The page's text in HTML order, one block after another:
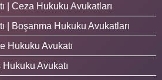
| Ceza Hukuku Avukatları
| Boşanma Hukuku Avukatları
Hukuku Avukatı
Hukuku Avukatı